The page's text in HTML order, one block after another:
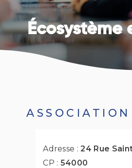
CONTACT
Écosystème
ASSOCIATION
Adresse :24 Rue
CP : 54000